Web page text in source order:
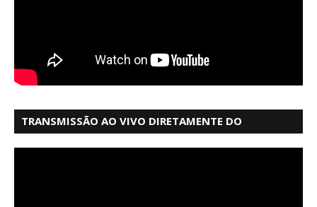
TRANSMISSÃO AO VIVO DIRETAMENTE DO